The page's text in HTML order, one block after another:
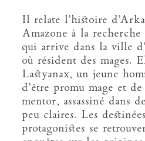
Il relate l’histoire
Amazone à la recherche
qui arrive dans la ville
où résident des mages.
Lastyanax, un jeune
d’être promu mage et
mentor, assassiné dans
peu claires. Les
protagonistes se